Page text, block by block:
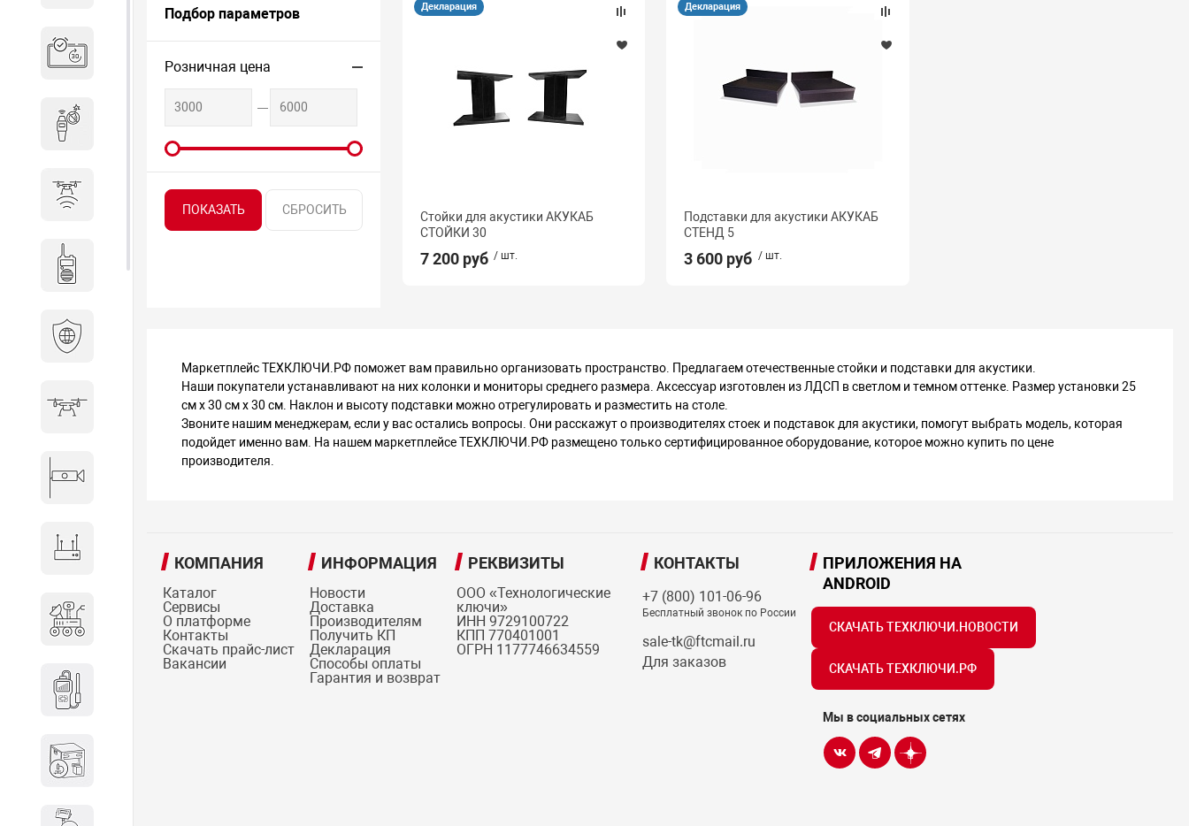
Система бронирования
переговорных
Досмотровое оборудование
Защита от БПЛА
Антитеррористическое
оборудование
Подбор параметров
Розничная цена
Декларация
Стойки для акустики АКУКАБ
СТОЙКИ 30
7 200 руб / шт.
Декларация
Подставки для акустики АКУКАБ
СТЕНД 5
3 600 руб / шт.
Маркетплейс ТЕХКЛЮЧИ.РФ поможет вам правильно организовать пространство. Предлагаем отечественные стойки и подставки для акустики.
Наши покупатели устанавливают на них колонки и мониторы среднего размера. Аксессуар изготовлен из ЛДСП в светлом и темном оттенке. Размер установки 25
см х 30 см х 30 см. Наклон и высоту подставки можно отрегулировать и разместить на столе.
Звоните нашим менеджерам, если у вас остались вопросы. Они расскажут о производителях стоек и подставок для акустики, помогут выбрать модель, которая
подойдет именно вам. На нашем маркетплейсе ТЕХКЛЮЧИ.РФ размещено только сертифицированное оборудование, которое можно купить по цене
производителя.
КОМПАНИЯ
Каталог
Сервисы
О платформе
Контакты
Скачать прайс-лист
Вакансии
ИНФОРМАЦИЯ
Новости
Доставка
Производителям
Получить КП
Декларация
Способы оплаты
Гарантия и возврат
РЕКВИЗИТЫ
ООО «Технологические
ключи»
ИНН 9729100722
КПП 770401001
ОГРН 1177746634559
КОНТАКТЫ
+7 (800) 101-06-96
Бесплатный звонок по России
sale-tk@ftcmail.ru
Для заказов
ПРИЛОЖЕНИЯ НА
ANDROID
СКАЧАТЬ ТЕХКЛЮЧИ.НОВОСТИ
СКАЧАТЬ ТЕХКЛЮЧИ.РФ
Мы в социальных сетях